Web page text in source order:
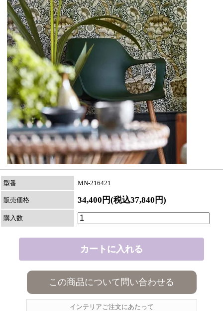
型番 MN-216421
販売価格 34,400円(税込37,840円)
購入数
この商品について問い合わせる
インテリアご注文にあたって